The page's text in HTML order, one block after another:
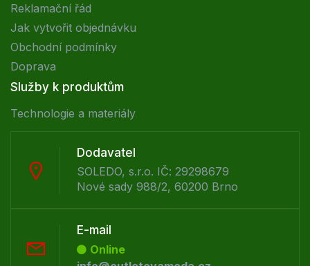
Reklamační řád
Jak vytvořit objednávku
Obchodní podmínky
Doprava
Služby k produktům
Technologie a materiály
Dodavatel
SOLEDO, s.r.o. IČ: 29298679
Nové sady 988/2, 60200 Brno
E-mail
Online